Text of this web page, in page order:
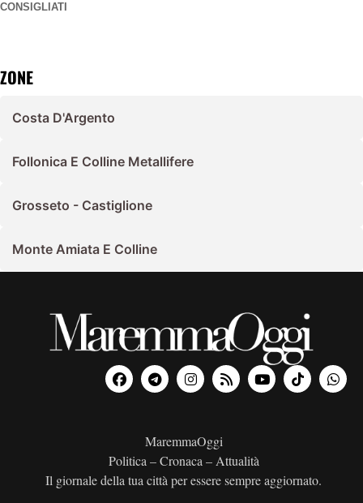
CONSIGLIATI
ZONE
Costa D'Argento
Follonica E Colline Metallifere
Grosseto - Castiglione
Monte Amiata E Colline
MaremmaOggi
Politica – Cronaca – Attualità
Il giornale della tua città per essere sempre aggiornato.